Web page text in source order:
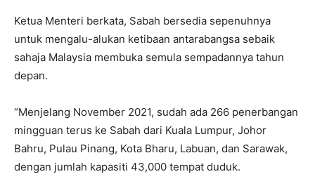
Ketua Menteri berkata, Sabah bersedia sepenuhnya
untuk mengalu-alukan ketibaan antarabangsa sebaik
sahaja Malaysia membuka semula sempadannya tahun
depan.
“Menjelang November 2021, sudah ada 266 penerbangan
mingguan terus ke Sabah dari Kuala Lumpur, Johor
Bahru, Pulau Pinang, Kota Bharu, Labuan, dan Sarawak,
dengan jumlah kapasiti 43,000 tempat duduk.